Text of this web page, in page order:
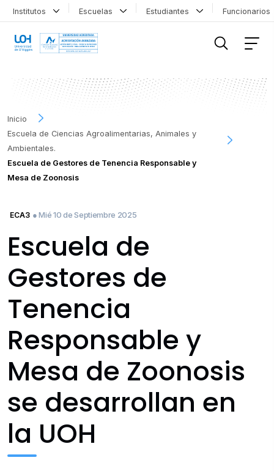
Institutos Escuelas Estudiantes
Inicio
Escuela de Ciencias Agroalimentarias, Animales y
Ambientales.
Escuela de Gestores de Tenencia Responsable y
Mesa de Zoonosis
ECA3 ● Mié 10 de Septiembre 2025
Escuela de
Gestores de
Tenencia
Responsable y
Mesa de Zoonosis
se desarrollan en
la UOH